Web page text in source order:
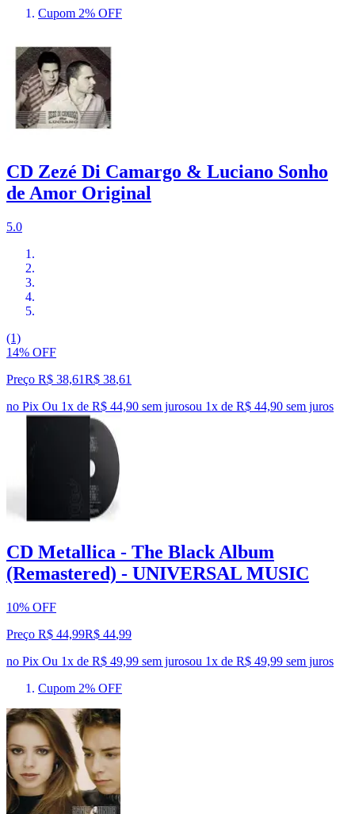
Cupom 2% OFF
CD Zezé Di Camargo & Luciano Sonho
de Amor Original
5.0
(1)
14% OFF
Preço R$ 38,61R$ 38,61
no Pix Ou 1x de R$ 44,90 sem jurosou 1x de R$ 44,90 sem juros
CD Metallica - The Black Album
(Remastered) - UNIVERSAL MUSIC
10% OFF
Preço R$ 44,99R$ 44,99
no Pix Ou 1x de R$ 49,99 sem jurosou 1x de R$ 49,99 sem juros
Cupom 2% OFF